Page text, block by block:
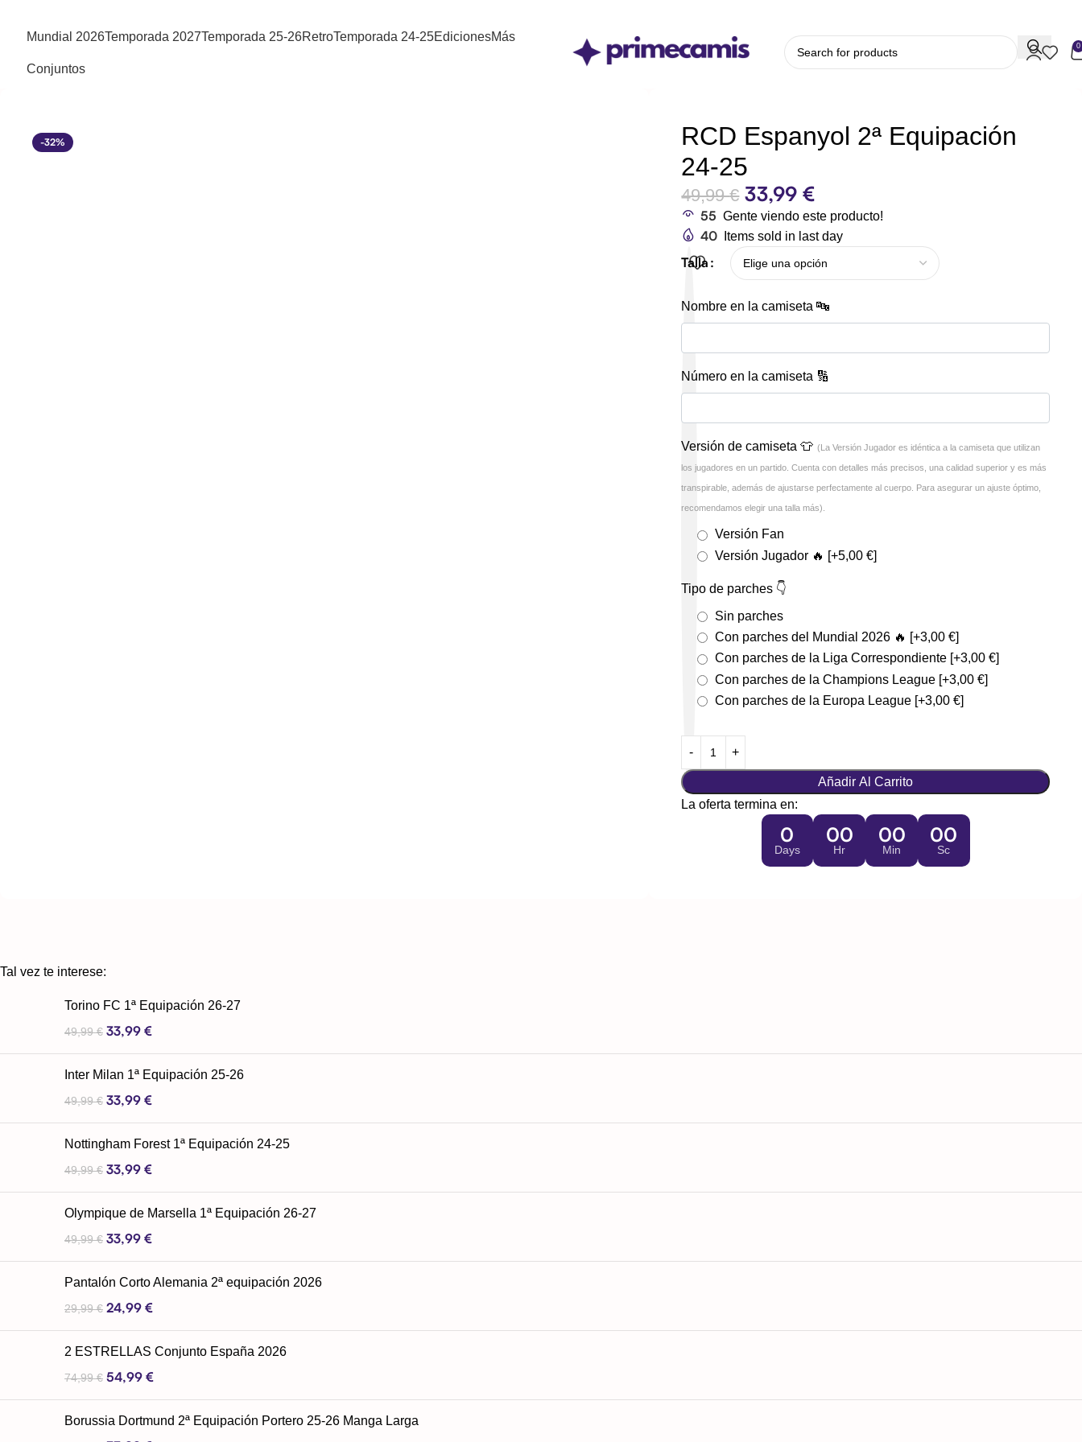
Mundial 2026Temporada 2027Temporada 25-26RetroTemporada 24-25EdicionesMás
Conjuntos
0
-32%
RCD Espanyol 2ª Equipación
24-25
49,99€ 33,99€
55 Gente viendo este producto!
40 Items sold in last day
Talla
Nombre en la camiseta 🔤
Número en la camiseta 🔢
Versión de camiseta 👕 (La Versión Jugador es idéntica a la camiseta que utilizan
los jugadores en un partido. Cuenta con detalles más precisos, una calidad superior y es más
transpirable, además de ajustarse perfectamente al cuerpo. Para asegurar un ajuste óptimo,
recomendamos elegir una talla más).
Versión Fan
Versión Jugador 🔥 [+5,00 €]
Tipo de parches 👇
Sin parches
Con parches del Mundial 2026 🔥 [+3,00 €]
Con parches de la Liga Correspondiente [+3,00 €]
Con parches de la Champions League [+3,00 €]
Con parches de la Europa League [+3,00 €]
Añadir Al Carrito
La oferta termina en:
0
Days
00
Hr
00
Min
00
Sc
Tal vez te interese:
Torino FC 1ª Equipación 26-27
49,99€ 33,99 €
Inter Milan 1ª Equipación 25-26
49,99€ 33,99 €
Nottingham Forest 1ª Equipación 24-25
49,99€ 33,99 €
Olympique de Marsella 1ª Equipación 26-27
49,99€ 33,99 €
Pantalón Corto Alemania 2ª equipación 2026
29,99€ 24,99 €
2 ESTRELLAS Conjunto España 2026
74,99€ 54,99 €
Borussia Dortmund 2ª Equipación Portero 25-26 Manga Larga